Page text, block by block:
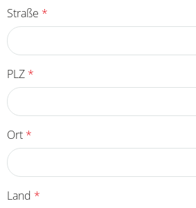
Straße *
PLZ *
Ort *
Land *